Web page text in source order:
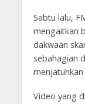
Sabtu lalu,
mengaitkan
dakwaan
sebahagian
menjatuhkan
Video yang